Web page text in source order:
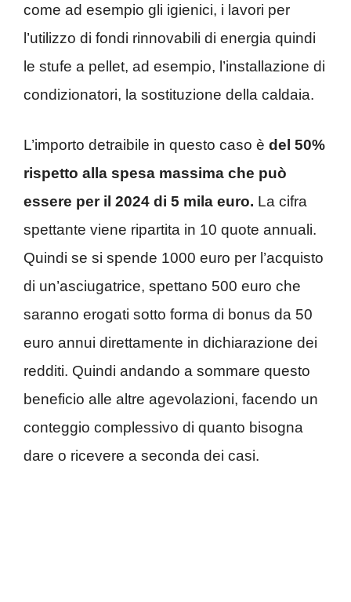
come ad esempio gli igienici, i lavori per
l’utilizzo di fondi rinnovabili di energia quindi
le stufe a pellet, ad esempio, l’installazione di
condizionatori, la sostituzione della caldaia.
L’importo detraibile in questo caso è del 50%
rispetto alla spesa massima che può
essere per il 2024 di 5 mila euro. La cifra
spettante viene ripartita in 10 quote annuali.
Quindi se si spende 1000 euro per l’acquisto
di un’asciugatrice, spettano 500 euro che
saranno erogati sotto forma di bonus da 50
euro annui direttamente in dichiarazione dei
redditi. Quindi andando a sommare questo
beneficio alle altre agevolazioni, facendo un
conteggio complessivo di quanto bisogna
dare o ricevere a seconda dei casi.